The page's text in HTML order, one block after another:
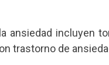
ansiedad incluyen
trastorno de